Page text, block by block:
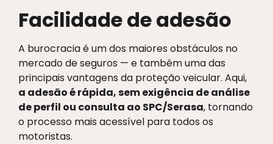
Facilidade de adesão
A burocracia é um dos maiores obstáculos no
mercado de seguros — e também uma das
principais vantagens da proteção veicular. Aqui,
a adesão é rápida, sem exigência de análise
de perfil ou consulta ao SPC/Serasa, tornando
o processo mais acessível para todos os
motoristas.